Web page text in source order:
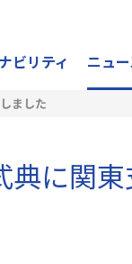
ビリティ ニュ
ました
典に関東